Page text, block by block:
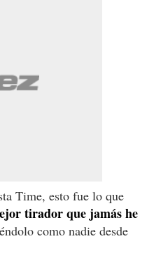
Time, esto fue lo que
tirador que jamás he
como nadie desde